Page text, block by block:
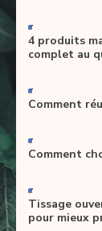
-
4 produits
complet au
-
Comment
-
Comment
-
Tissage
pour mieux